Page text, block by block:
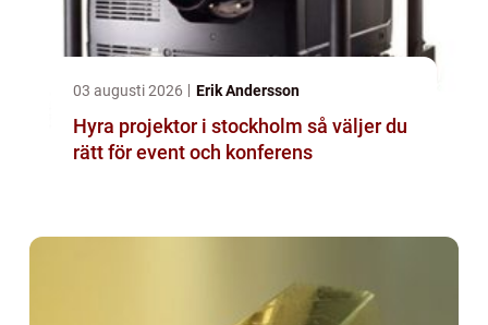
03 augusti 2026 Erik Andersson
Hyra projektor i stockholm så väljer du
rätt för event och konferens